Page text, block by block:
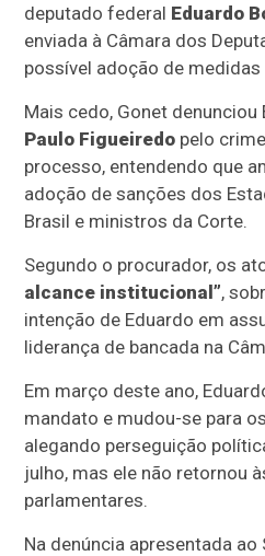
deputado federal Eduardo
enviada à Câmara dos
possível adoção de
Mais cedo, Gonet denunciou
Paulo Figueiredo pelo
processo, entendendo que
adoção de sanções dos
Brasil e ministros da Corte.
Segundo o procurador, os
alcance institucional”,
intenção de Eduardo em
liderança de bancada na
Em março deste ano,
mandato e mudou-se para
alegando perseguição
julho, mas ele não retornou
parlamentares.
Na denúncia apresentada ao